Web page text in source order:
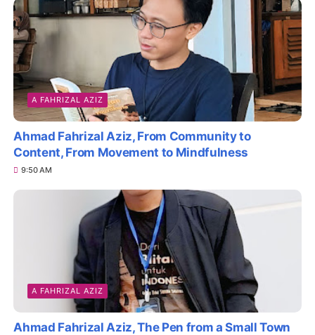
A FAHRIZAL AZIZ
Ahmad Fahrizal Aziz, From Community to
Content, From Movement to Mindfulness
9:50 AM
A FAHRIZAL AZIZ
Ahmad Fahrizal Aziz, The Pen from a Small Town